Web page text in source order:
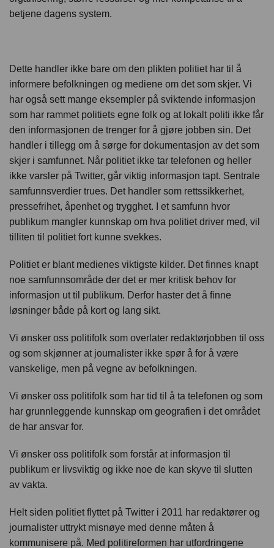
betjene dagens system.
Dette handler ikke bare om den plikten politiet har til å
informere befolkningen og mediene om det som skjer. Vi
har også sett mange eksempler på sviktende informasjon
som har rammet politiets egne folk og at lokalt politi ikke får
den informasjonen de trenger for å gjøre jobben sin. Det
handler i tillegg om å sørge for dokumentasjon av det som
skjer i samfunnet. Når politiet ikke tar telefonen og heller
ikke varsler på Twitter, går viktig informasjon tapt. Sentrale
samfunnsverdier trues. Det handler som rettssikkerhet,
pressefrihet, åpenhet og trygghet. I et samfunn hvor
publikum mangler kunnskap om hva politiet driver med, vil
tilliten til politiet fort kunne svekkes.
Politiet er blant medienes viktigste kilder. Det finnes knapt
noe samfunnsområde der det er mer kritisk behov for
informasjon ut til publikum. Derfor haster det å finne
løsninger både på kort og lang sikt.
Vi ønsker oss politifolk som overlater redaktørjobben til oss
og som skjønner at journalister ikke spør å for å være
vanskelige, men på vegne av befolkningen.
Vi ønsker oss politifolk som har tid til å ta telefonen og som
har grunnleggende kunnskap om geografien i det området
de har ansvar for.
Vi ønsker oss politifolk som forstår at informasjon til
publikum er livsviktig og ikke noe de kan skyve til slutten
av vakta.
Helt siden politiet flyttet på Twitter i 2011 har redaktører og
journalister uttrykt misnøye med denne måten å
kommunisere på. Med politireformen har utfordringene